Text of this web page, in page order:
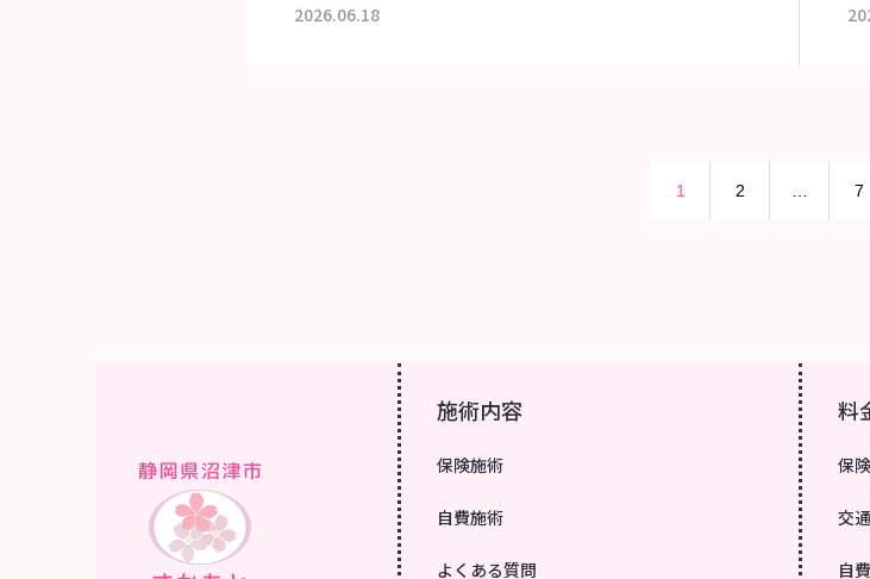
2026.06.18
1 2 7
施術内容
保険施術
自費施術
よくある質問
料
保
交
自